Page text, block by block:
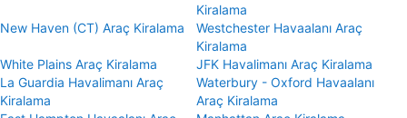
Kiralama
New Haven (CT) Araç Kiralama
Westchester Havaalanı Araç
Kiralama
White Plains Araç Kiralama
JFK Havalimanı Araç Kiralama
La Guardia Havalimanı Araç
Kiralama
Waterbury - Oxford Havaalanı
Araç Kiralama